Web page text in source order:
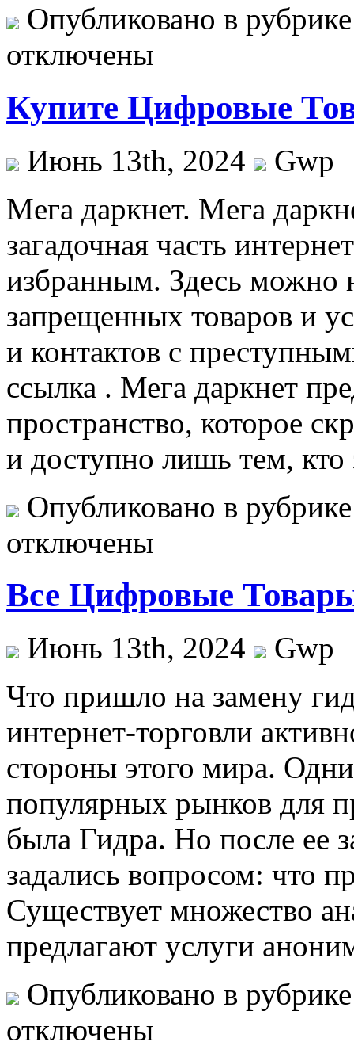
Опубликовано в
отключены
Купите Цифровые
Июнь 13th, 2024
Gwp
Мeгa дaркнeт. Мeгa
загадочная часть
избранным. Здесь можно
запрещенных товаров и
и контактов с
ссылка . Мега даркнет
пространство, которое
и доступно лишь тем,
Опубликовано в
отключены
Все Цифровые
Июнь 13th, 2024
Gwp
Чтo пришлo на замену
интернет-торговли
стороны этого мира.
популярных рынков для
была Гидра. Но после ее
задались вопросом: что
Существует множество
предлагают услуги
Опубликовано в
отключены